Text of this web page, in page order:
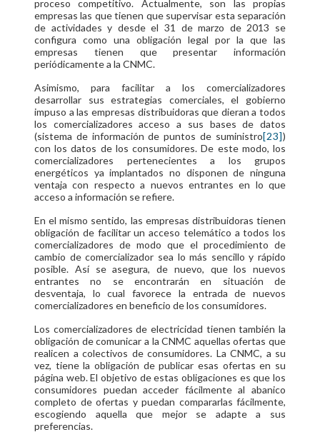
proceso competitivo. Actualmente, son las propias
empresas las que tienen que supervisar esta separación
de actividades y desde el 31 de marzo de 2013 se
configura como una obligación legal por la que las
empresas tienen que presentar información
periódicamente a la CNMC.
Asimismo, para facilitar a los comercializadores
desarrollar sus estrategias comerciales, el gobierno
impuso a las empresas distribuidoras que dieran a todos
los comercializadores acceso a sus bases de datos
(sistema de información de puntos de suministro[23])
con los datos de los consumidores. De este modo, los
comercializadores pertenecientes a los grupos
energéticos ya implantados no disponen de ninguna
ventaja con respecto a nuevos entrantes en lo que
acceso a información se refiere.
En el mismo sentido, las empresas distribuidoras tienen
obligación de facilitar un acceso telemático a todos los
comercializadores de modo que el procedimiento de
cambio de comercializador sea lo más sencillo y rápido
posible. Así se asegura, de nuevo, que los nuevos
entrantes no se encontrarán en situación de
desventaja, lo cual favorece la entrada de nuevos
comercializadores en beneficio de los consumidores.
Los comercializadores de electricidad tienen también la
obligación de comunicar a la CNMC aquellas ofertas que
realicen a colectivos de consumidores. La CNMC, a su
vez, tiene la obligación de publicar esas ofertas en su
página web. El objetivo de estas obligaciones es que los
consumidores puedan acceder fácilmente al abanico
completo de ofertas y puedan compararlas fácilmente,
escogiendo aquella que mejor se adapte a sus
preferencias.